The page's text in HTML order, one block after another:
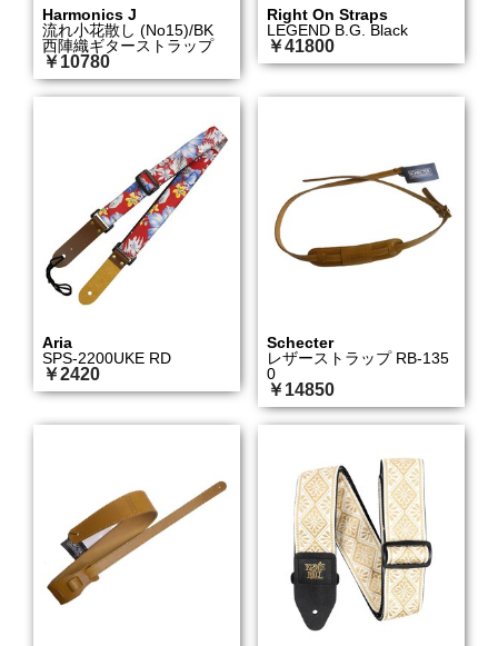
Harmonics J
流れ小花散し (No15)/BK
西陣織ギターストラップ
￥10780
Right On Straps
LEGEND B.G. Black
￥41800
Aria
SPS-2200UKE RD
￥2420
Schecter
レザーストラップ RB-135
0
￥14850